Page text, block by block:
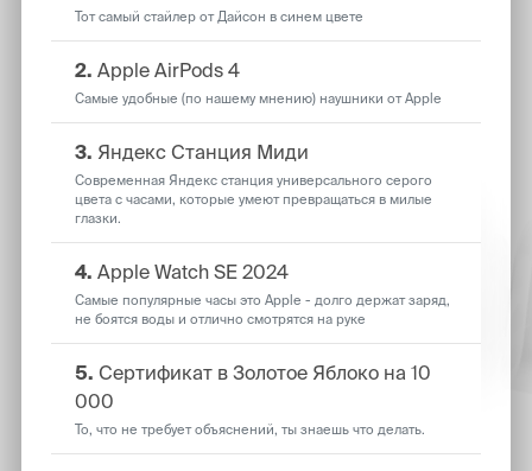
Тот самый стайлер от Дайсон в синем цвете
2. Apple AirPods 4
Самые удобные (по нашему мнению) наушники от Apple
3. Яндекс Станция Миди
Современная Яндекс станция универсального серого
цвета с часами, которые умеют превращаться в милые
глазки.
4. Apple Watch SE 2024
Самые популярные часы это Apple - долго держат заряд,
не боятся воды и отлично смотрятся на руке
5. Сертификат в Золотое Яблоко на 10
000
То, что не требует объяснений, ты знаешь что делать.